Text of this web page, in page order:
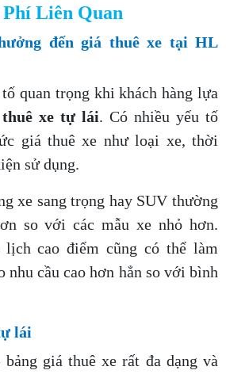
Liên Quan
đến giá thuê xe tại HL
quan trọng khi khách hàng lựa
thuê xe tự lái. Có nhiều yếu tố
giá thuê xe như loại xe, thời
sử dụng.
xe sang trọng hay SUV thường
so với các mẫu xe nhỏ hơn.
cao điểm cũng có thể làm
nhu cầu cao hơn hẳn so với bình
lái
giá thuê xe rất đa dạng và